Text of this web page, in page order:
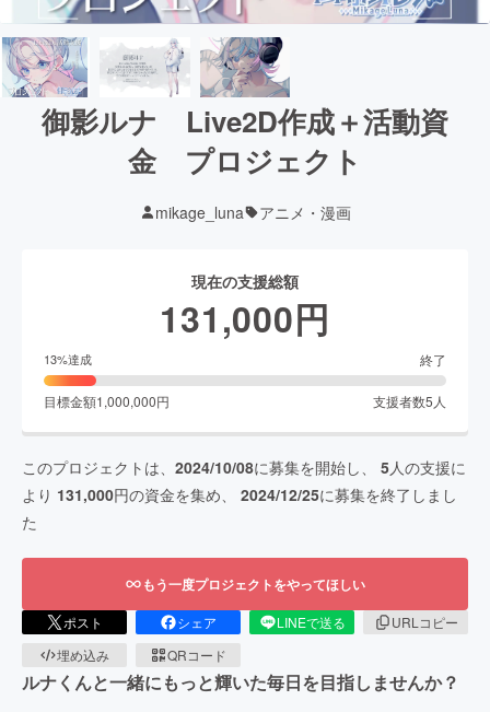
御影ルナ Live2D作成＋活動資
金 プロジェクト
mikage_luna アニメ・漫画
現在の支援総額
131,000円
13%達成 終了
目標金額1,000,000円 支援者数5 人
このプロジェクトは、 2024/10/08に募集を開始し、 5人の支援に
より 131,000円の資金を集め、 2024/12/25に募集を終了しまし
た
もう一度プロジェクトをやってほしい
ポスト シェア LINEで送る
URLコピー
埋め込み
QRコード
ルナくんと一緒にもっと輝いた毎日を目指しませんか？